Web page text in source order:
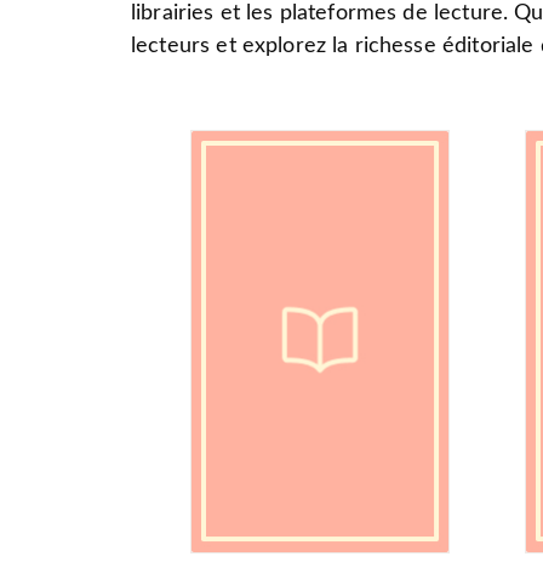
librairies et les plateformes de lecture.
lecteurs et explorez la richesse